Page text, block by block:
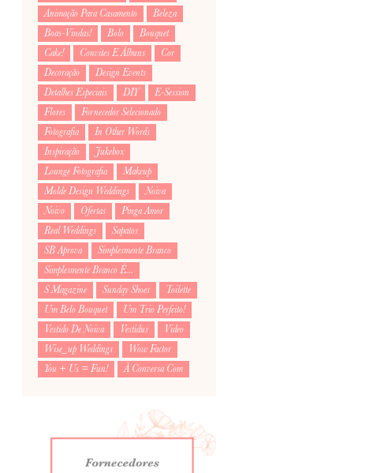
Animação Para Casamento
Beleza
Boas-Vindas!
Bolo
Bouquet
Cake!
Convites E Álbuns
Cor
Decoração
Design Events
Detalhes Especiais
DIY
E-Session
Flores
Fornecedor Selecionado
Fotografia
In Other Words
Inspiração
Jukebox
Lounge Fotografia
Makeup
Molde Design Weddings
Noiva
Noivo
Ofertas
Pinga Amor
Real Weddings
Sapatos
SB Aprova
Simplesmente Branco
Simplesmente Branco É...
S Magazine
Sunday Shoes
Toilette
Um Belo Bouquet
Um Trio Perfeito!
Vestido De Noiva
Vestidus
Video
Wise_up Weddings
Wow Factor
You + Us = Fun!
À Conversa Com